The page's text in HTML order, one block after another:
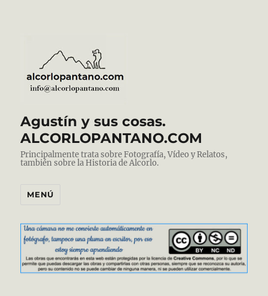
Agustín y sus cosas.
ALCORLOPANTANO.COM
Principalmente trata sobre Fotografía, Vídeo y Relatos,
también sobre la Historia de Alcorlo.
MENÚ